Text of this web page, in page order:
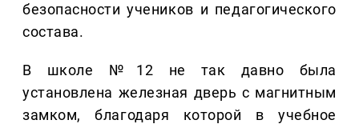
безопасности учеников и педагогического
состава.
В школе №12 не так давно была
установлена железная дверь с магнитным
замком, благодаря которой в учебное